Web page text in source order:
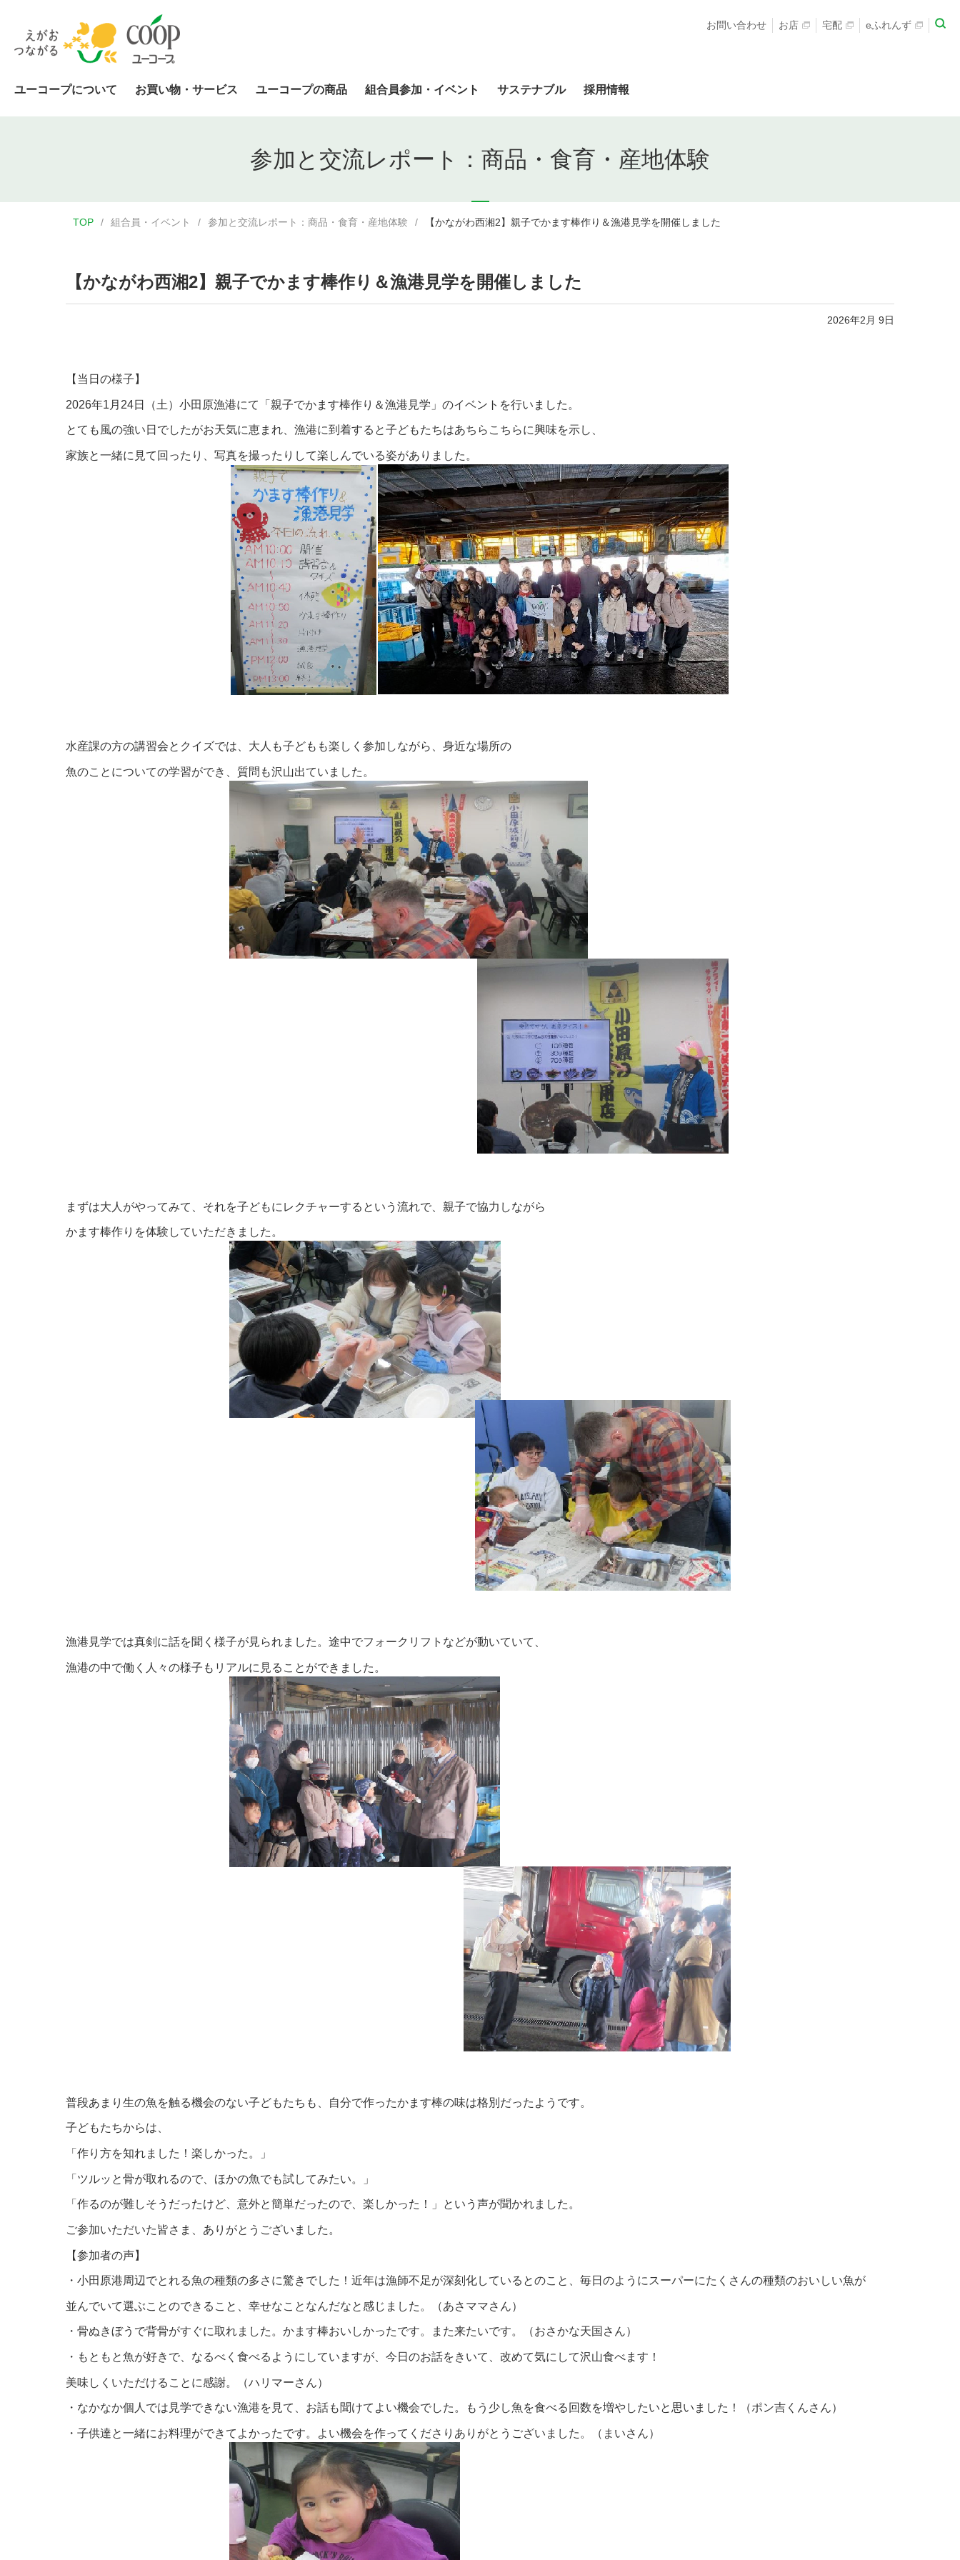
ユーコープについて お買い物・サービス ユーコープの商品 組合員参加・イベント サステナブル 採用情報
お問い合わせ お店 宅配 eふれんず
参加と交流レポート：商品・食育・産地体験
TOP 組合員・イベント 参加と交流レポート：商品・食育・産地体験 【かながわ西湘2】親子でかます棒作り＆漁港見学を開催しました
【かながわ西湘2】親子でかます棒作り＆漁港見学を開催しました
2026年2月 9日
【当日の様子】
2026年1月24日（土）小田原漁港にて「親子でかます棒作り＆漁港見学」のイベントを行いました。
とても風の強い日でしたがお天気に恵まれ、漁港に到着すると子どもたちはあちらこちらに興味を示し、
家族と一緒に見て回ったり、写真を撮ったりして楽しんでいる姿がありました。
水産課の方の講習会とクイズでは、大人も子どもも楽しく参加しながら、身近な場所の
魚のことについての学習ができ、質問も沢山出ていました。
まずは大人がやってみて、それを子どもにレクチャーするという流れで、親子で協力しながら
かます棒作りを体験していただきました。
漁港見学では真剣に話を聞く様子が見られました。途中でフォークリフトなどが動いていて、
漁港の中で働く人々の様子もリアルに見ることができました。
普段あまり生の魚を触る機会のない子どもたちも、自分で作ったかます棒の味は格別だったようです。
子どもたちからは、
「作り方を知れました！楽しかった。」
「ツルッと骨が取れるので、ほかの魚でも試してみたい。」
「作るのが難しそうだったけど、意外と簡単だったので、楽しかった！」 という声が聞かれました。
ご参加いただいた皆さま、ありがとうございました。
【参加者の声】
・小田原港周辺でとれる魚の種類の多さに驚きでした！近年は漁師不足が深刻化しているとのこと、毎日のようにスーパーにたくさんの種類のおいしい魚が
並んでいて選ぶことのできること、 幸せなことなんだなと感じました。（あさママさん）
・骨ぬきぼうで背骨がすぐに取れました。かます棒おいしかったです。また来たいです。（おさかな天国さん）
・もともと魚が好きで、なるべく食べるようにしていますが、今日のお話をきいて、改めて気にして沢山食べます！
美味しくいただけることに感謝。（ハリマーさん）
・なかなか個人では見学できない漁港を見て、お話も聞けてよい機会でした。もう少し魚を食べる回数を増やしたいと思いました！（ポン吉くんさん）
・子供達と一緒にお料理ができてよかったです。よい機会を作ってくださりありがとうございました。（まいさん）